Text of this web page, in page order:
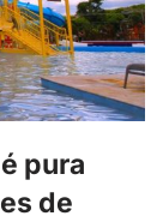
pura
de